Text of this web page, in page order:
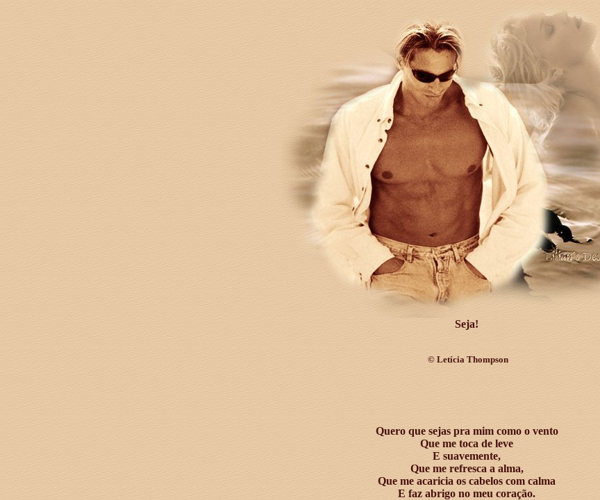
Seja!
©Letícia Thompson
Quero que sejas pra mim como o vento
Que me toca de leve
E suavemente,
Que me refresca a alma,
Que me acaricia os cabelos com calma
E faz abrigo no meu coração.